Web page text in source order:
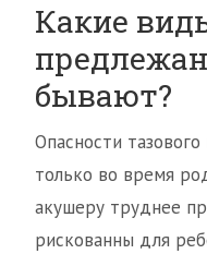
Какие
бывают?
Опасности
только во время
акушеру труднее
рискованны для